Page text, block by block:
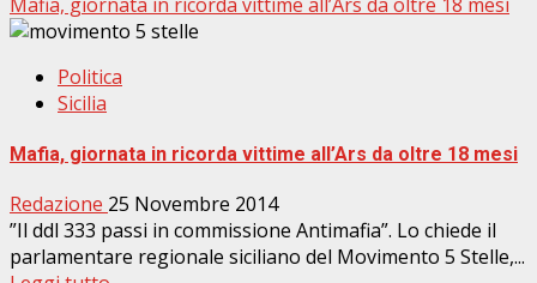
Mafia, giornata in ricorda vittime all’Ars da oltre 18 mesi
Politica
Sicilia
Mafia, giornata in ricorda vittime all’Ars da oltre 18 mesi
Redazione 25 Novembre 2014
”Il ddl 333 passi in commissione Antimafia”. Lo chiede il
parlamentare regionale siciliano del Movimento 5 Stelle,...